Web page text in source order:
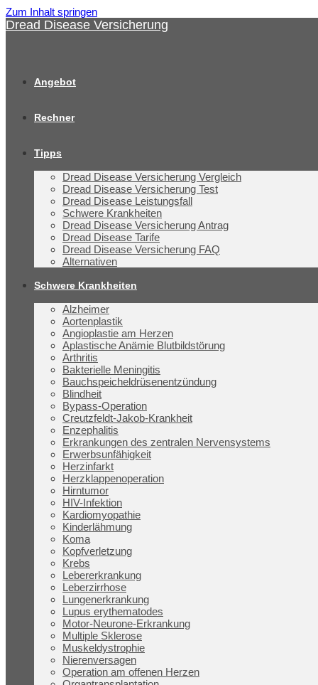
Zum Inhalt springen
Dread Disease Versicherung
Angebot
Rechner
Tipps
Dread Disease Versicherung Vergleich
Dread Disease Versicherung Test
Dread Disease Leistungsfall
Schwere Krankheiten
Dread Disease Versicherung Antrag
Dread Disease Tarife
Dread Disease Versicherung FAQ
Alternativen
Schwere Krankheiten
Alzheimer
Aortenplastik
Angioplastie am Herzen
Aplastische Anämie Blutbildstörung
Arthritis
Bakterielle Meningitis
Bauchspeicheldrüsenentzündung
Blindheit
Bypass-Operation
Creutzfeldt-Jakob-Krankheit
Enzephalitis
Erkrankungen des zentralen Nervensystems
Erwerbsunfähigkeit
Herzinfarkt
Herzklappenoperation
Hirntumor
HIV-Infektion
Kardiomyopathie
Kinderlähmung
Koma
Kopfverletzung
Krebs
Lebererkrankung
Leberzirrhose
Lungenerkrankung
Lupus erythematodes
Motor-Neurone-Erkrankung
Multiple Sklerose
Muskeldystrophie
Nierenversagen
Operation am offenen Herzen